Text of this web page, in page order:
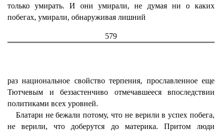
только умирать. И они умирали, не думая ни о каких
побегах, умирали, обнаруживая лишний
579
раз национальное свойство терпения, прославленное еще
Тютчевым и беззастенчиво отмечавшееся впоследствии
политиками всех уровней.
Блатари не бежали потому, что не верили в успех побега,
не верили, что доберутся до материка. Притом люди